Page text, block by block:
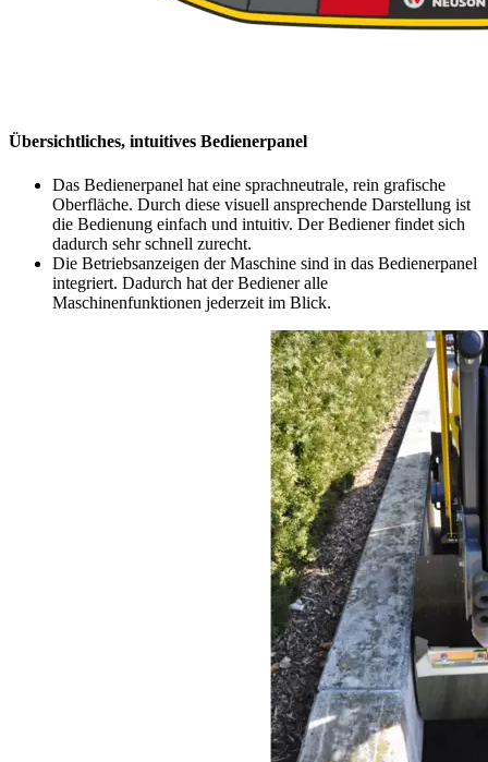
Übersichtliches, intuitives Bedienerpanel
Das Bedienerpanel hat eine sprachneutrale, rein grafische
Oberfläche. Durch diese visuell ansprechende Darstellung ist
die Bedienung einfach und intuitiv. Der Bediener findet sich
dadurch sehr schnell zurecht.
Die Betriebsanzeigen der Maschine sind in das Bedienerpanel
integriert. Dadurch hat der Bediener alle
Maschinenfunktionen jederzeit im Blick.